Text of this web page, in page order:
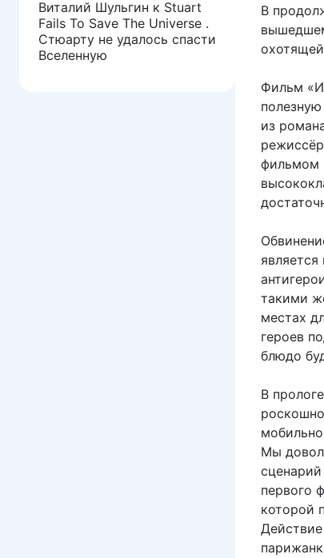
В
Фильм
из
фильмом
такими
местах
героев
блюдо
В
Мы
первого
которой
Виталий Шульгин к Stuart
Fails To Save The Universe .
Стюарту не удалось спасти
Вселенную